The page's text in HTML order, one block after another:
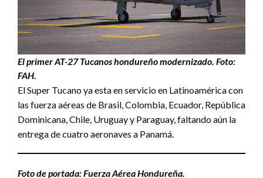
El primer AT-27 Tucanos hondureño modernizado. Foto:
FAH.
El Super Tucano ya esta en servicio en Latinoamérica con
las fuerza aéreas de Brasil, Colombia, Ecuador, República
Dominicana, Chile, Uruguay y Paraguay, faltando aún la
entrega de cuatro aeronaves a Panamá.
Foto de portada: Fuerza Aérea Hondureña.